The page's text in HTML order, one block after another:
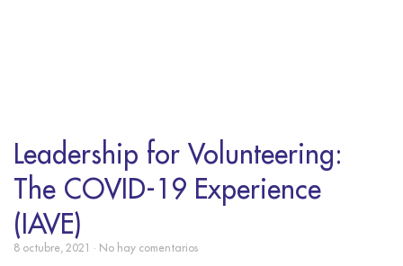
Leadership for Volunteering:
The COVID-19 Experience
(IAVE)
8 octubre, 2021 No hay comentarios